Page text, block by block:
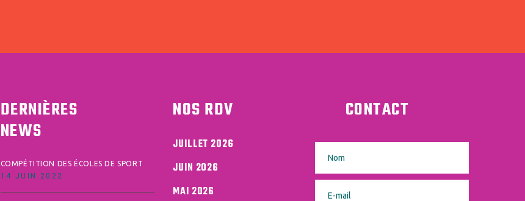
DERNIÈRES
NEWS
COMPÉTITION DES ÉCOLES DE SPORT
14 JUIN 2022
NOS RDV
JUILLET 2026
JUIN 2026
MAI 2026
CONTACT